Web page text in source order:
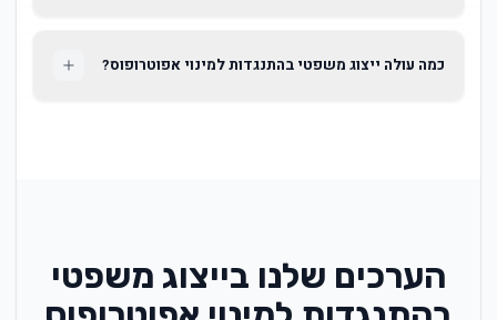
כמה עולה ייצוג משפטי בהתנגדות למינוי אפוטרופוס?
הערכים שלנו בייצוג משפטי